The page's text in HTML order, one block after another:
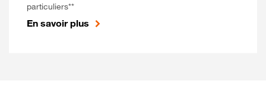
particuliers**
En savoir plus